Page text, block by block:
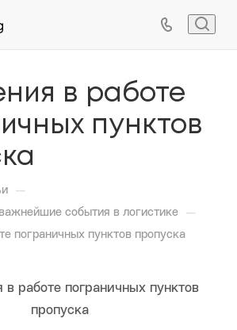
в работе
пунктов
—
события в логистике —
пограничных пунктов пропуска